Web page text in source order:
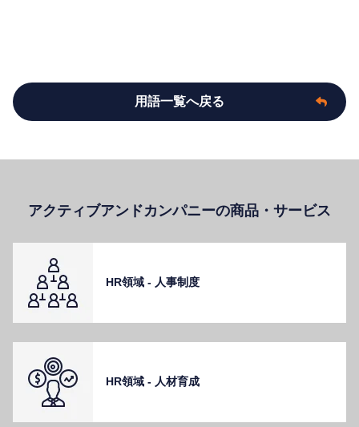
用語一覧へ戻る
アクティブアンドカンパニーの商品・サービス
HR領域 - ⼈事制度
HR領域 - ⼈材育成